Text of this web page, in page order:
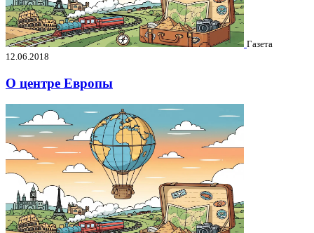
Газета
12.06.2018
О центре Европы